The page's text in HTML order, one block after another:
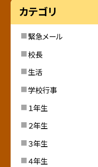
カテゴリ
緊急メール
校長
生活
学校行事
１年生
２年生
３年生
４年生